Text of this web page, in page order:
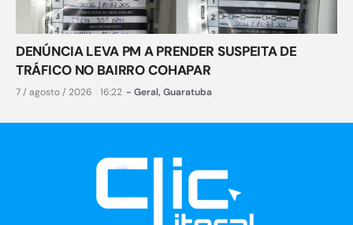
DENÚNCIA LEVA PM A PRENDER SUSPEITA DE
TRÁFICO NO BAIRRO COHAPAR
7 / agosto / 2026 16:22 - Geral, Guaratuba